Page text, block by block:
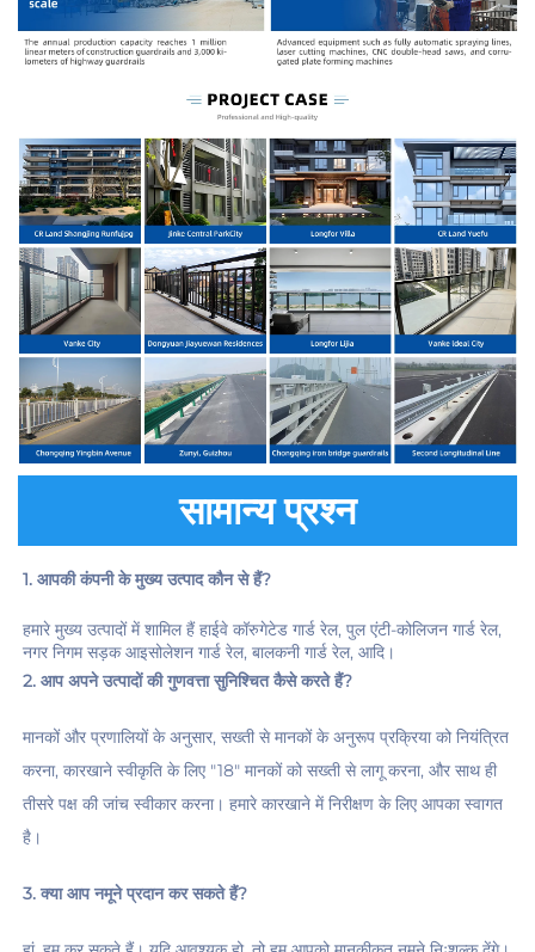
सामान्य प्रश्न
1. आपकी कंपनी के मुख्य उत्पाद कौन से हैं?
हमारे मुख्य उत्पादों में शामिल हैं हाईवे कॉरुगेटेड गार्ड रेल, पुल एंटी-कोलिजन गार्ड रेल,
नगर निगम सड़क आइसोलेशन गार्ड रेल, बालकनी गार्ड रेल, आदि।
2. आप अपने उत्पादों की गुणवत्ता सुनिश्चित कैसे करते हैं?
मानकों और प्रणालियों के अनुसार, सख्ती से मानकों के अनुरूप प्रक्रिया को नियंत्रित
करना, कारखाने स्वीकृति के लिए "18" मानकों को सख्ती से लागू करना, और साथ ही
तीसरे पक्ष की जांच स्वीकार करना। हमारे कारखाने में निरीक्षण के लिए आपका स्वागत
है।
3. क्या आप नमूने प्रदान कर सकते हैं?